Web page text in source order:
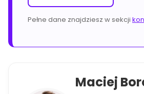
Pełne dane znajdziesz w sekcji
Maciej